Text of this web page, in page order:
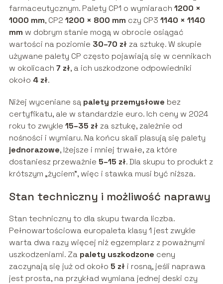
farmaceutycznym. Palety CP1 o wymiarach 1200 ×
1000 mm, CP2 1200 × 800 mm czy CP3 1140 × 1140
mm w dobrym stanie mogą w obrocie osiągać
wartości na poziomie 30–70 złza sztukę. W skupie
używane palety CP często pojawiają się w cennikach
w okolicach 7 zł, a ich uszkodzone odpowiedniki
około 4 zł.
Niżej wyceniane są palety przemysłowe bez
certyfikatu, ale w standardzie euro. Ich ceny w 2024
roku to zwykle 15–35 złza sztukę, zależnie od
nośności i wymiaru. Na końcu skali plasują się palety
jednorazowe, lżejsze i mniej trwałe, za które
dostaniesz przeważnie 5–15 zł. Dla skupu to produkt z
krótszym „życiem”, więc i stawka musi być niższa.
Stan techniczny i możliwość naprawy
Stan techniczny to dla skupu twarda liczba.
Pełnowartościowa europaleta klasy 1 jest zwykle
warta dwa razy więcej niż egzemplarz z poważnymi
uszkodzeniami. Za palety uszkodzone ceny
zaczynają się już od około 5 złi rosną, jeśli naprawa
jest prosta, na przykład wymiana jednej deski czy